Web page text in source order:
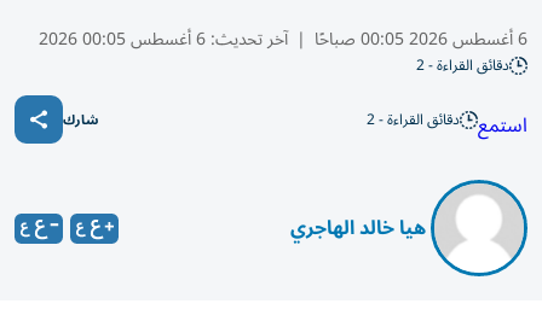
6 أغسطس 2026 00:05 صباحًا | آخر تحديث:6 أغسطس 00:05 2026
دقائق القراءة - 2
استمع دقائق القراءة - 2 شارك
​ هيا خالد الهاجري